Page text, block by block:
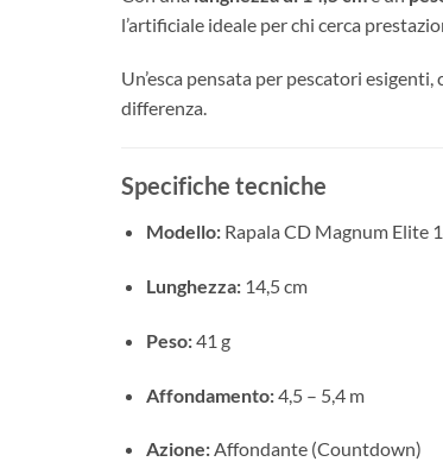
l’artificiale ideale per chi cerca
Un’esca pensata per pescatori
differenza.
Specifiche tecniche
Modello:Rapala CD Magnum Elite
Lunghezza:14,5 cm
Peso:41 g
Affondamento:4,5 – 5,4 m
Azione:Affondante (Countdown)